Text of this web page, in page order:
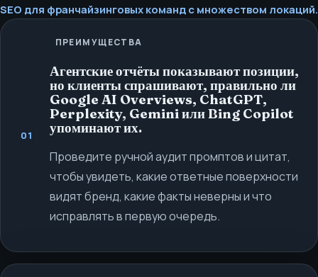
SEO для франчайзинговых команд с множеством локаций.
01
ПРЕИМУЩЕСТВА
Агентские отчёты показывают позиции,
но клиенты спрашивают, правильно ли
Google AI Overviews, ChatGPT,
Perplexity, Gemini или Bing Copilot
упоминают их.
Проведите ручной аудит промптов и цитат,
чтобы увидеть, какие ответные поверхности
видят бренд, какие факты неверны и что
исправлять в первую очередь.